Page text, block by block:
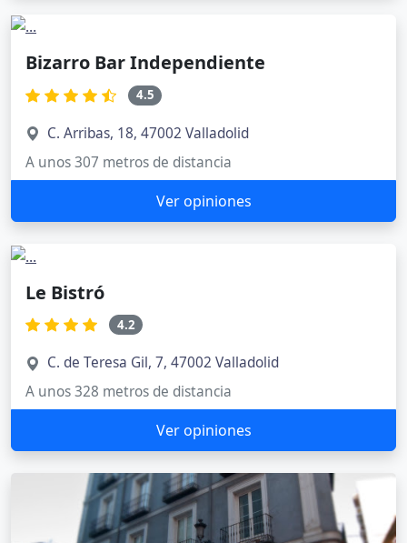
Bizarro Bar Independiente
4.5
C. Arribas, 18, 47002 Valladolid
A unos 307 metros de distancia
Ver opiniones
Le Bistró
4.2
C. de Teresa Gil, 7, 47002 Valladolid
A unos 328 metros de distancia
Ver opiniones